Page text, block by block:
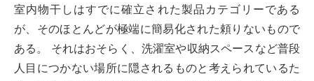
室内物干しはすでに確立された製品カテゴリーである
が、そのほとんどが極端に簡易化された頼りないもので
ある。 それはおそらく、洗濯室や収納スペースなど普段
人目につかない場所に隠されるものと考えられているた